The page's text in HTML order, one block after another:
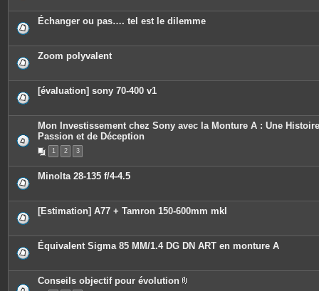
Échanger ou pas…. tel est le dilemme
Zoom polyvalent
[évaluation] sony 70-400 v1
Mon Investissement chez Sony avec la Monture A : Une
Passion et de Déception
1 2 3
Minolta 28-135 f/4-4.5
[Estimation] A77 + Tamron 150-600mm mkI
Équivalent Sigma 85 MM/1.4 DG DN ART en monture A
Conseils objectif pour évolution